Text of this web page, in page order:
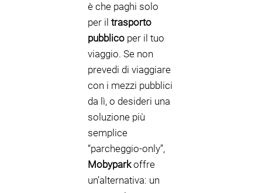
è che paghi solo
per il trasporto
pubblico per il tuo
viaggio. Se non
prevedi di viaggiare
con i mezzi pubblici
da lì, o desideri una
soluzione più
semplice
“parcheggio-only”,
Mobyparkoffre
un’alternativa: un